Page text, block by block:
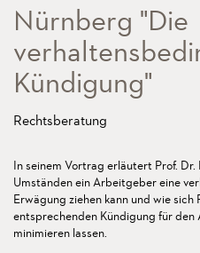
Nürnberg "Die
Kündigung"
Rechtsberatung
In seinem Vortrag erläutert Prof.
Umständen ein Arbeitgeber eine
Erwägung ziehen kann und wie sich
entsprechenden Kündigung für
minimieren lassen.